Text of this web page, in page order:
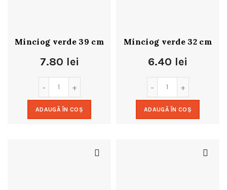
Minciog verde 39 cm
7.80 lei
ADAUGĂ ÎN COȘ
Minciog verde 32 cm
6.40 lei
ADAUGĂ ÎN COȘ